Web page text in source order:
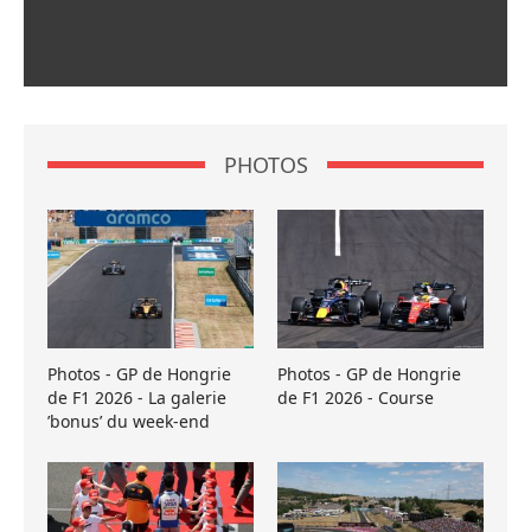
PHOTOS
Photos - GP de Hongrie
de F1 2026 - La galerie
’bonus’ du week-end
Photos - GP de Hongrie
de F1 2026 - Course